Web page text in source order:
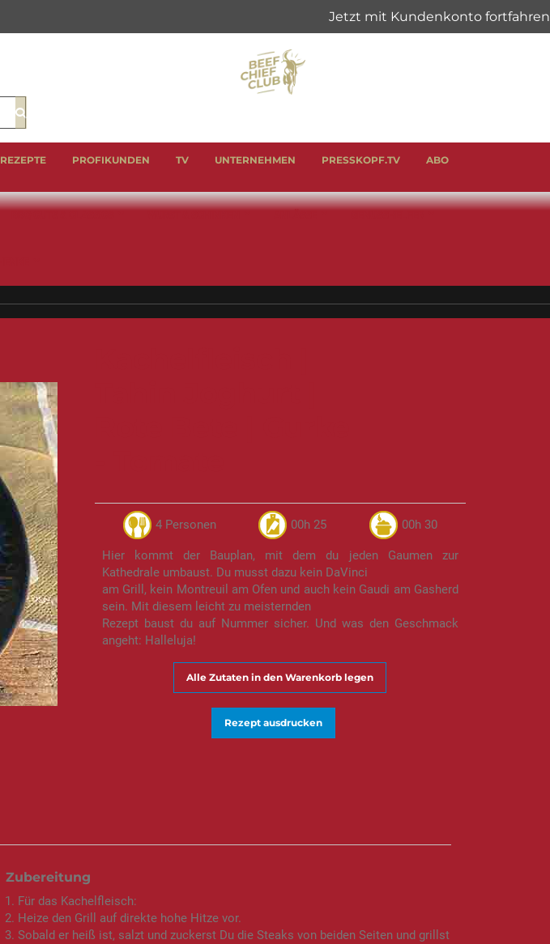
Suche
REZEPTE PROFIKUNDEN TV UNTERNEHMEN PRESSKOPF.TV ABO
4 Personen 00h 25 00h 30
Hier kommt der Bauplan, mit dem du jeden Gaumen zur
Kathedrale umbaust. Du musst dazu kein DaVinci
am Grill, kein Montreuil am Ofen und auch kein Gaudi am Gasherd
sein. Mit diesem leicht zu meisternden
Rezept baust du auf Nummer sicher. Und was den Geschmack
angeht: Halleluja!
Alle Zutaten in den Warenkorb legen
Rezept ausdrucken
Zubereitung
Für das Kachelfleisch:
Heize den Grill auf direkte hohe Hitze vor.
Sobald er heiß ist, salzt und zuckerst Du die Steaks von beiden Seiten und grillst